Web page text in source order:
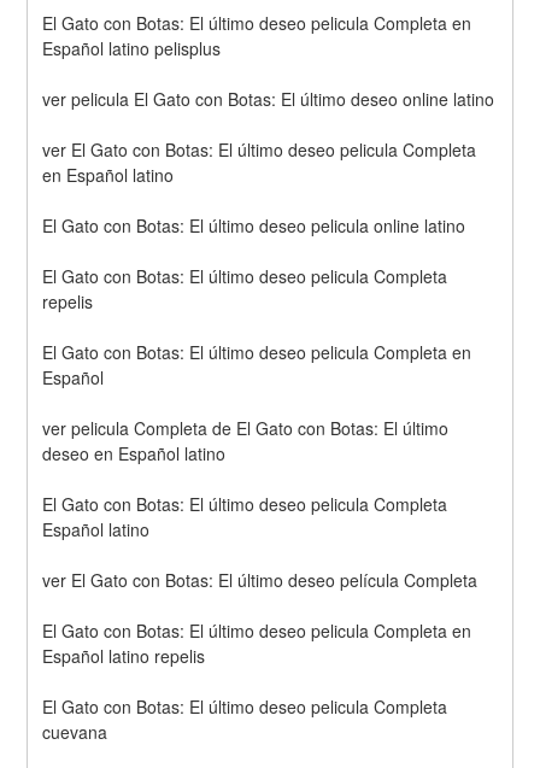
El Gato con Botas: El último deseo pelicula Completa en
Español latino pelisplus
ver pelicula El Gato con Botas: El último deseo online latino
ver El Gato con Botas: El último deseo pelicula Completa
en Español latino
El Gato con Botas: El último deseo pelicula online latino
El Gato con Botas: El último deseo pelicula Completa
repelis
El Gato con Botas: El último deseo pelicula Completa en
Español
ver pelicula Completa de El Gato con Botas: El último
deseo en Español latino
El Gato con Botas: El último deseo pelicula Completa
Español latino
ver El Gato con Botas: El último deseo película Completa
El Gato con Botas: El último deseo pelicula Completa en
Español latino repelis
El Gato con Botas: El último deseo pelicula Completa
cuevana